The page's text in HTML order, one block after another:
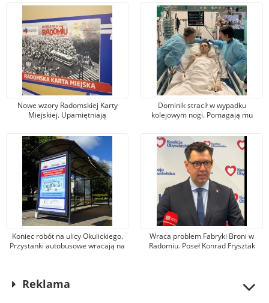
Nowe wzory Radomskiej Karty
Miejskiej. Upamiętniają
protestu w czerwcu 1976 r.
Dominik stracił w wypadku
kolejowym nogi. Pomagają mu
przekazał na leczenie 100 tys. zł!
Koniec robót na ulicy Okulickiego.
Przystanki autobusowe wracają na
Wraca problem Fabryki Broni w
Radomiu. Poseł Konrad Frysztak
Reklama